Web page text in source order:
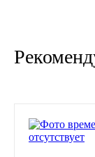
Автозапчасти